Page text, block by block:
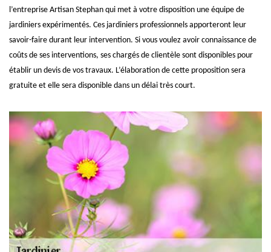
l’entreprise Artisan Stephan qui met à votre disposition une équipe de
jardiniers expérimentés. Ces jardiniers professionnels apporteront leur
savoir-faire durant leur intervention. Si vous voulez avoir connaissance de
coûts de ses interventions, ses chargés de clientèle sont disponibles pour
établir un devis de vos travaux. L’élaboration de cette proposition sera
gratuite et elle sera disponible dans un délai très court.